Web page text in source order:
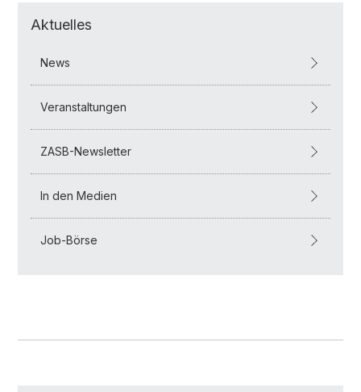
Aktuelles
News
Veranstaltungen
ZASB-Newsletter
In den Medien
Job-Börse